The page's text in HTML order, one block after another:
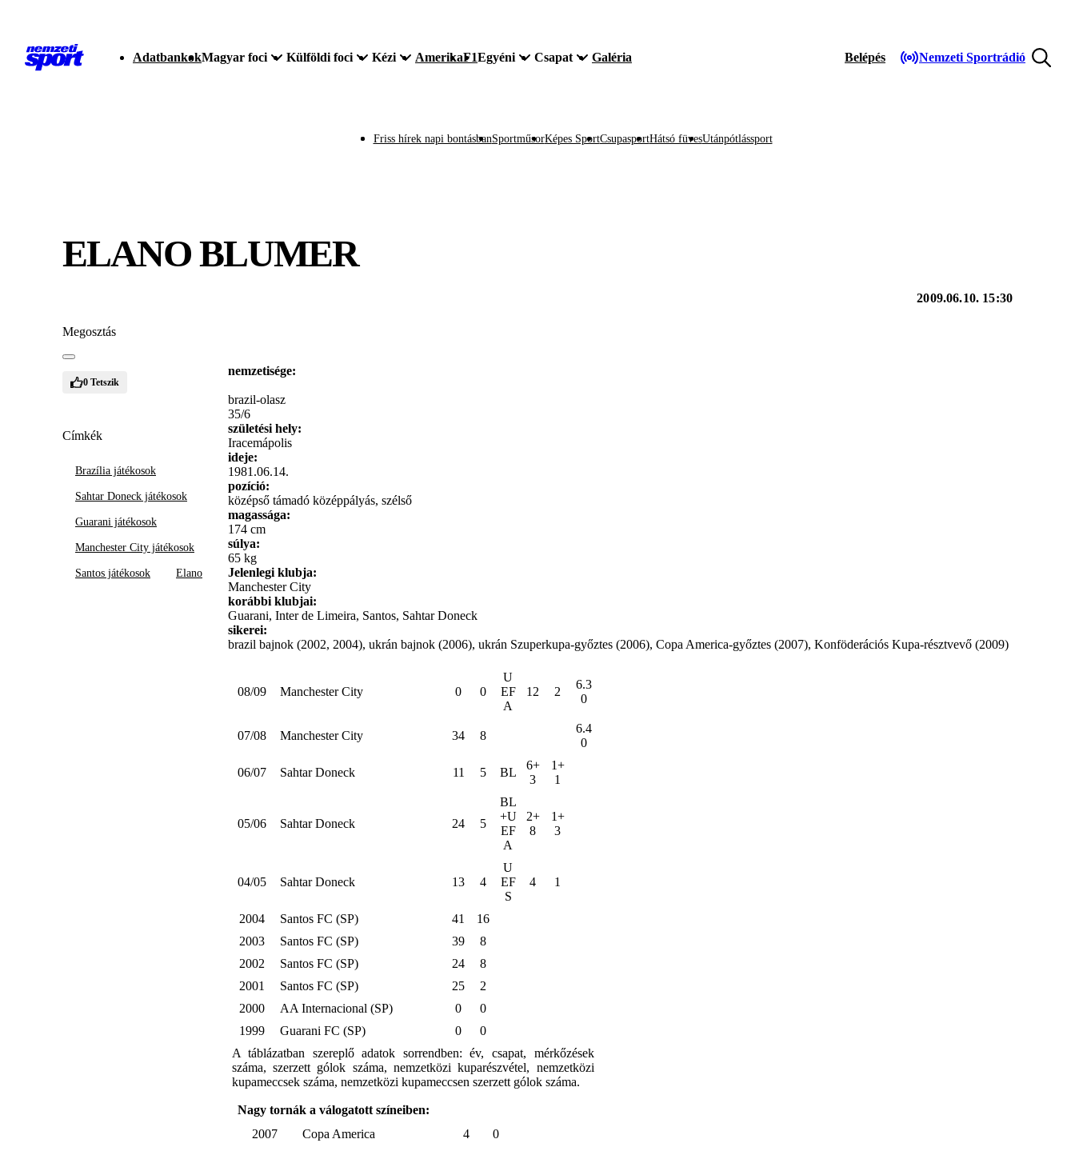
AdatbankokMagyar foci Külföldi foci Kézi AmerikaF1Egyéni Csapat Galéria Belépés Nemzeti Sportrádió
Friss hírek napi bontásbanSportműsorKépes SportCsupasportHátsó füvesUtánpótlássport
ELANO BLUMER
2009.06.10. 15:30
Megosztás
0 Tetszik
Címkék
Brazília játékosok
Sahtar Doneck játékosok
Guarani játékosok
Manchester City játékosok
Santos játékosok Elano
nemzetisége:
brazil-olasz
35/6
születési hely:
Iracemápolis
ideje:
1981.06.14.
pozíció:
középső támadó középpályás, szélső
magassága:
174 cm
súlya:
65 kg
Jelenlegi klubja:
Manchester City
korábbi klubjai:
Guarani, Inter de Limeira, Santos, Sahtar Doneck
sikerei:
brazil bajnok (2002, 2004), ukrán bajnok (2006), ukrán Szuperkupa-győztes (2006), Copa America-győztes (2007), Konföderációs Kupa-résztvevő (2009)
08/09 Manchester City 0 0
U
EF
A
12 2
6.3
0
07/08 Manchester City 34 8
6.4
0
06/07 Sahtar Doneck 11 5 BL
6+
3
1+
1
05/06 Sahtar Doneck 24 5
BL
+U
EF
A
2+
8
1+
3
04/05 Sahtar Doneck 13 4
U
EF
S
4 1
2004 Santos FC (SP) 41
16
2003
Santos FC (SP) 39
8
2002
Santos FC (SP) 24
8
2001
Santos FC (SP) 25
2
2000
AA Internacional (SP) 0
0
1999
Guarani FC (SP) 0
0
A táblázatban szereplő adatok sorrendben: év, csapat, mérkőzések
száma, szerzett gólok száma, nemzetközi kuparészvétel, nemzetközi
kupameccsek száma, nemzetközi kupameccsen szerzett gólok száma.
Nagy tornák a válogatott színeiben:
2007
Copa America 4 0